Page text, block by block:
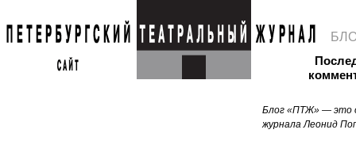
Блог «ПТЖ» — это
журнала Леонид